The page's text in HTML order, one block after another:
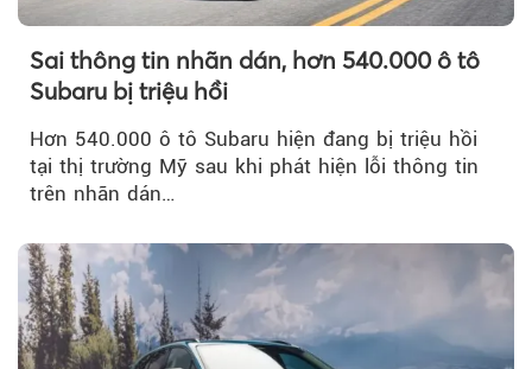
Sai thông tin nhãn dán, hơn 540.000 ô tô
Subaru bị triệu hồi
Hơn 540.000 ô tô Subaru hiện đang bị triệu hồi
tại thị trường Mỹ sau khi phát hiện lỗi thông tin
trên nhãn dán…